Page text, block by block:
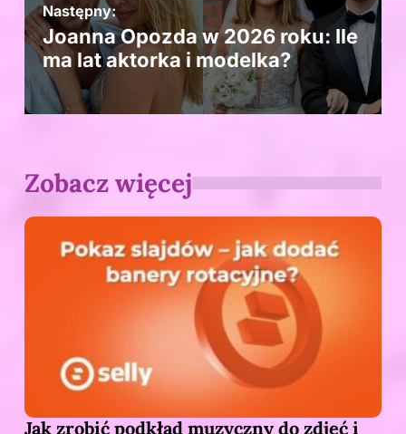
Następny:
Joanna Opozda w 2026 roku: Ile
ma lat aktorka i modelka?
Zobacz więcej
Jak zrobić podkład muzyczny do zdjęć i